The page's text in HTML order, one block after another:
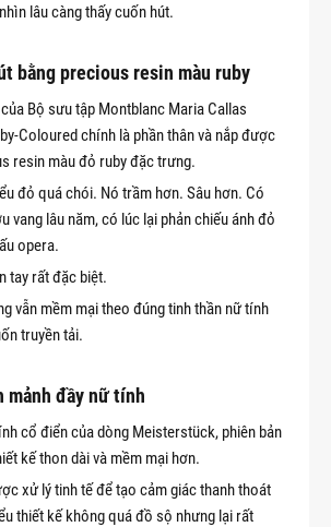
lâu càng thấy cuốn hút.
bằng precious resin màu ruby
Bộ sưu tập Montblanc Maria Callas
Coloured chính là phần thân và nắp được
resin màu đỏ ruby đặc trưng.
đỏ quá chói. Nó trầm hơn. Sâu hơn. Có
vang lâu năm, có lúc lại phản chiếu ánh đỏ
opera.
tay rất đặc biệt.
vẫn mềm mại theo đúng tinh thần nữ tính
truyền tải.
mảnh đầy nữ tính
cổ điển của dòng Meisterstück, phiên bản
kế thon dài và mềm mại hơn.
xử lý tinh tế để tạo cảm giác thanh thoát
thiết kế không quá đồ sộ nhưng lại rất